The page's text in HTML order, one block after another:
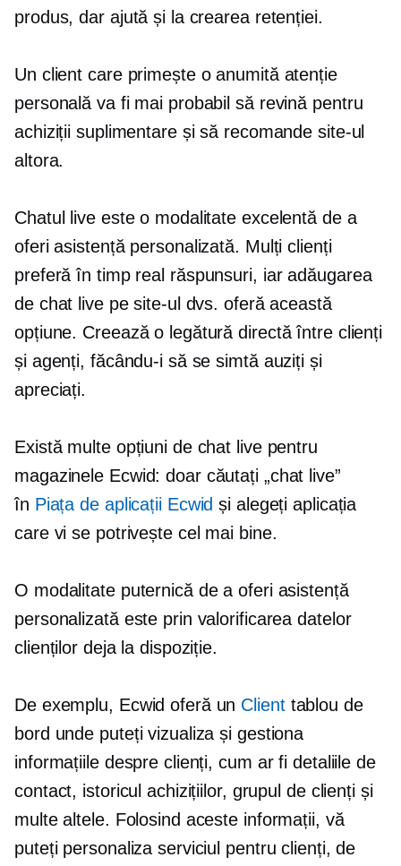
produs, dar ajută și la crearea retenției.
Un client care primește o anumită atenție
personală va fi mai probabil să revină pentru
achiziții suplimentare și să recomande site-ul
altora.
Chatul live este o modalitate excelentă de a
oferi asistență personalizată. Mulți clienți
preferăîn timp real răspunsuri, iar adăugarea
de chat live pe site-ul dvs. oferă această
opțiune. Creează o legătură directă între clienți
și agenți, făcându-i să se simtă auziți și
apreciați.
Există multe opțiuni de chat live pentru
magazinele Ecwid: doar căutați „chat live”
în Piața de aplicații Ecwid și alegeți aplicația
care vi se potrivește cel mai bine.
O modalitate puternică de a oferi asistență
personalizată este prin valorificarea datelor
clienților deja la dispoziție.
De exemplu, Ecwid oferă un Clienttablou de
bord unde puteți vizualiza și gestiona
informațiile despre clienți, cum ar fi detaliile de
contact, istoricul achizițiilor, grupul de clienți și
multe altele. Folosind aceste informații, vă
puteți personaliza serviciul pentru clienți, de